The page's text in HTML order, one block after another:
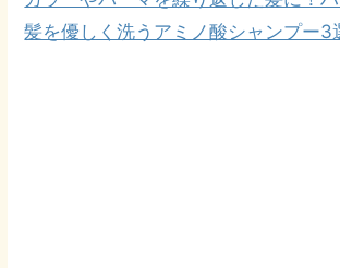
髪を優しく洗うアミノ酸シャンプー3